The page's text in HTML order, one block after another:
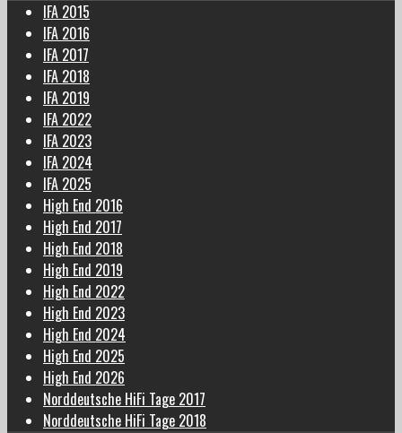
IFA 2015
IFA 2016
IFA 2017
IFA 2018
IFA 2019
IFA 2022
IFA 2023
IFA 2024
IFA 2025
High End 2016
High End 2017
High End 2018
High End 2019
High End 2022
High End 2023
High End 2024
High End 2025
High End 2026
Norddeutsche HiFi Tage 2017
Norddeutsche HiFi Tage 2018